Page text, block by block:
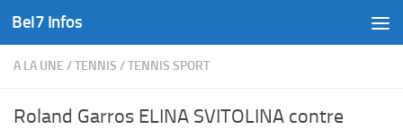
Skip to content
Bel7 Infos
A LA UNE /TENNIS /TENNIS SPORT
Roland Garros ELINA SVITOLINA contre